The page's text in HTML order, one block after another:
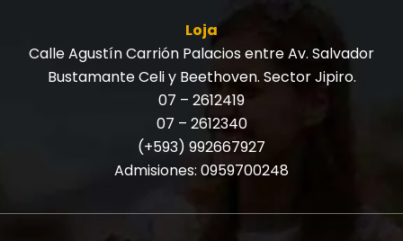
Loja
Calle Agustín Carrión Palacios entre Av. Salvador
Bustamante Celi y Beethoven. Sector Jipiro.
07 – 2612419
07 – 2612340
(+593) 992667927
Admisiones: 0959700248